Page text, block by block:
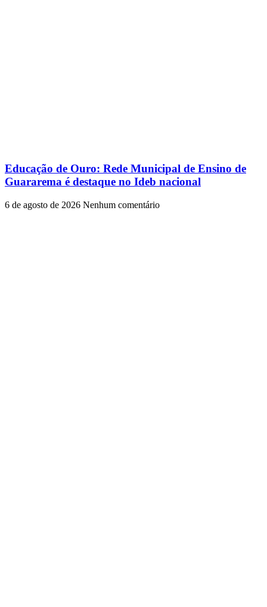
Educação de Ouro: Rede Municipal de Ensino de
Guararema é destaque no Ideb nacional
6 de agosto de 2026 Nenhum comentário